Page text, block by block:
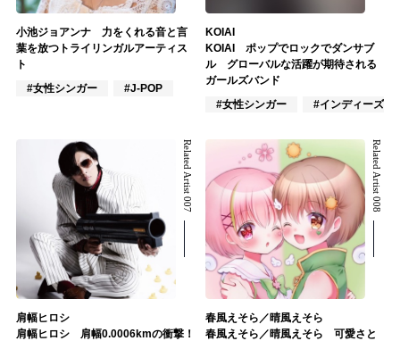
小池ジョアンナ 力をくれる音と言
葉を放つトライリンガルアーティス
ト
#女性シンガー
#J-POP
KOIAI
KOIAI ポップでロックでダンサブ
ル グローバルな活躍が期待される
ガールズバンド
#女性シンガー
#インディーズ
Related Artist 007
肩幅ヒロシ
肩幅ヒロシ 肩幅0.0006kmの衝撃！
Related Artist 008
春風えそら／晴風えそら
春風えそら／晴風えそら 可愛さと